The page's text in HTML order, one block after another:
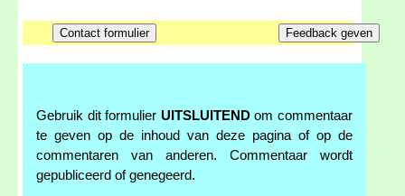
Gebruik dit formulier UITSLUITENDom commentaar
te geven op de inhoud van deze pagina of op de
commentaren van anderen. Commentaar wordt
gepubliceerd of genegeerd.